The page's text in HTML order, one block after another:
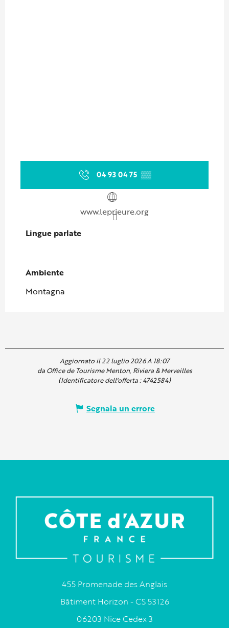
04 93 04 75 ▒▒
www.leprieure.org
Lingue parlate
Lingue parlate
Ambiente
Ambiente
Montagna
Aggiornato il 22 luglio 2026 A 18:07
da Office de Tourisme Menton, Riviera & Merveilles
(Identificatore dell'offerta :4742584)
Segnala un errore
455 Promenade des Anglais
Bâtiment Horizon - CS 53126
06203 Nice Cedex 3